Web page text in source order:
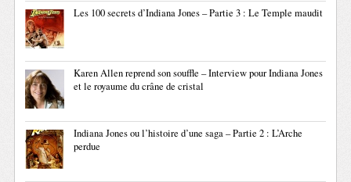
Les 100 secrets d’Indiana Jones – Partie 3 : Le Temple maudit
Karen Allen reprend son souffle – Interview pour Indiana Jones
et le royaume du crâne de cristal
Indiana Jones ou l’histoire d’une saga – Partie 2 : L’Arche
perdue